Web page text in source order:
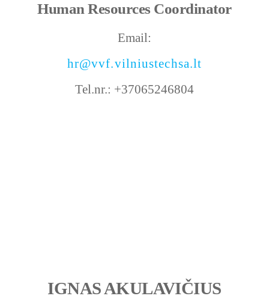
Human Resources Coordinator
Email:
hr@vvf.vilniustechsa.lt
Tel.nr.: +37065246804
IGNAS AKULAVIČIUS